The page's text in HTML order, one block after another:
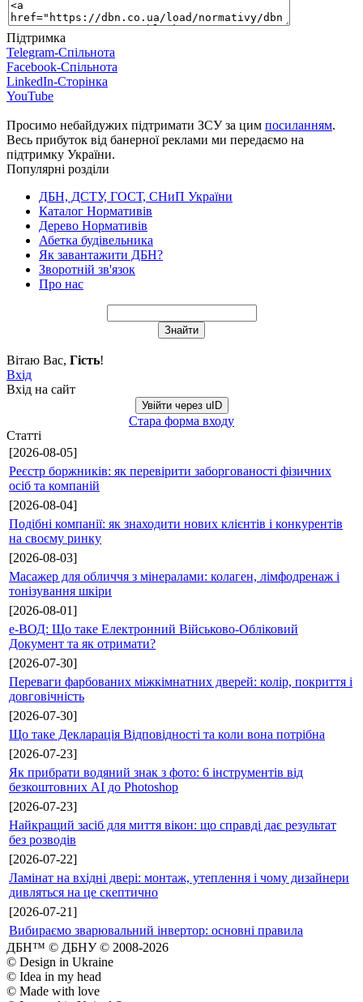
Підтримка
Telegram-Спільнота
Facebook-Спільнота
LinkedIn-Сторінка
YouTube
Просимо небайдужих підтримати ЗСУ за цим посиланням.
Весь прибуток від банерної реклами ми передаємо на
підтримку України.
Популярні розділи
ДБН, ДСТУ, ГОСТ, СНиП України
Каталог Нормативів
Дерево Нормативів
Абетка будівельника
Як завантажити ДБН?
Зворотній зв'язок
Про нас
Вітаю Вас, Гість!
Вхід
Вхід на сайт
Увійти через uID
Стара форма входу
Статті
[2026-08-05]
Реєстр боржників: як перевірити заборгованості фізичних
осіб та компаній
[2026-08-04]
Подібні компанії: як знаходити нових клієнтів і конкурентів
на своєму ринку
[2026-08-03]
Масажер для обличчя з мінералами: колаген, лімфодренаж і
тонізування шкіри
[2026-08-01]
е-ВОД: Що таке Електронний Військово-Обліковий
Документ та як отримати?
[2026-07-30]
Переваги фарбованих міжкімнатних дверей: колір, покриття і
довговічність
[2026-07-30]
Що таке Декларація Відповідності та коли вона потрібна
[2026-07-23]
Як прибрати водяний знак з фото: 6 інструментів від
безкоштовних AI до Photoshop
[2026-07-23]
Найкращий засіб для миття вікон: що справді дає результат
без розводів
[2026-07-22]
Ламінат на вхідні двері: монтаж, утеплення і чому дизайнери
дивляться на це скептично
[2026-07-21]
Вибираємо зварювальний інвертор: основні правила
ДБН™ © ДБНУ © 2008-2026
© Design in Ukraine
© Idea in my head
© Made with love